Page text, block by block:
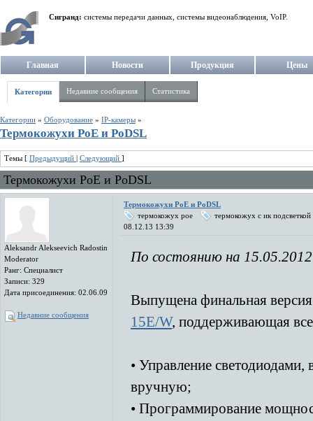
Сигранд: системы передачи данных, системы видеонаблюдения, VoIP.
Главная Новости Продукция Цены
Категории Недавние сообщения Статистика
Категории » Оборудование » IP-камеры »
Термокожухи PoE и PoDSL
Темы [ Предыдущий Следующий ]
Термокожухи PoE и PoDSL
Aleksandr Alekseevich Radostin
Moderator
Ранг: Специалист
Записи: 329
Дата присоединения: 02.06.09
Недавние сообщения
Термокожухи PoE и PoDSL
термокожух poe
термокожух с ик подсветкой
08.12.13 13:39
По состоянию на 15.05.2012
Выпущена финальная
15E/W, поддерживающая
• Управление
вручную;
• Программирование